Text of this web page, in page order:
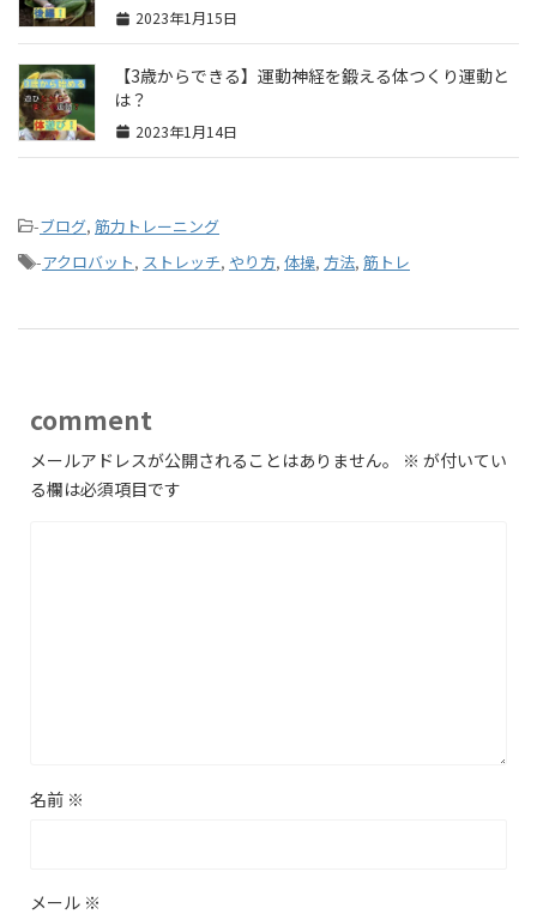
2023年1月15日
【3歳からできる】運動神経を鍛える体つくり運動と
は？
2023年1月14日
-ブログ, 筋力トレーニング
-アクロバット, ストレッチ, やり方, 体操, 方法, 筋トレ
comment
メールアドレスが公開されることはありません。 ※ が付いてい
る欄は必須項目です
名前 ※
メール ※